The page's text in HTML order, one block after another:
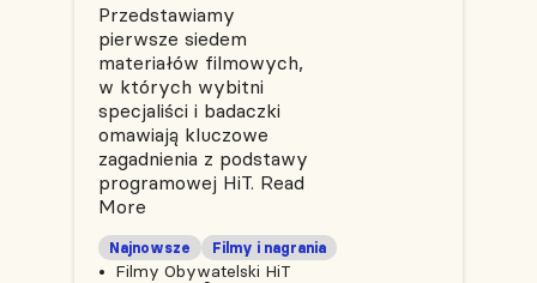
Przedstawiamy
pierwsze siedem
materiałów filmowych,
w których wybitni
specjaliści i badaczki
omawiają kluczowe
zagadnienia z podstawy
programowej HiT. Read
More
Filmy Obywatelski HiT
Najnowsze Filmy i nagrania